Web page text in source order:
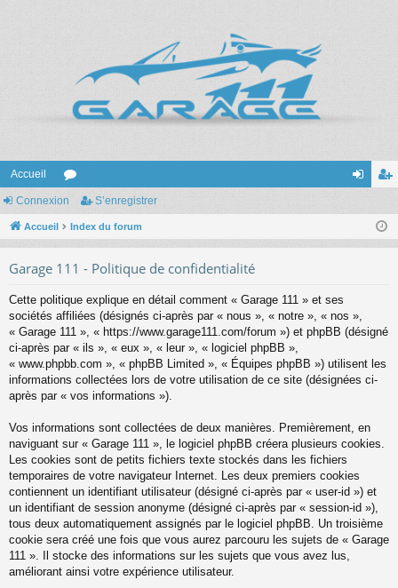
Accueil
or
u nr
r
Connexion S’enregistrer
Accueil Index du forum
Garage 111 - Politique de confidentialité
Cette politique explique en détail comment « Garage 111 » et ses
sociétés affiliées (désignés ci-après par « nous », « notre », « nos »,
« Garage 111 », « https://www.garage111.com/forum ») et phpBB (désigné
ci-après par « ils », « eux », « leur », « logiciel phpBB »,
« www.phpbb.com », « phpBB Limited », « Équipes phpBB ») utilisent les
informations collectées lors de votre utilisation de ce site (désignées ci-
après par « vos informations »).
Vos informations sont collectées de deux manières. Premièrement, en
naviguant sur « Garage 111 », le logiciel phpBB créera plusieurs cookies.
Les cookies sont de petits fichiers texte stockés dans les fichiers
temporaires de votre navigateur Internet. Les deux premiers cookies
contiennent un identifiant utilisateur (désigné ci-après par « user-id ») et
un identifiant de session anonyme (désigné ci-après par « session-id »),
tous deux automatiquement assignés par le logiciel phpBB. Un troisième
cookie sera créé une fois que vous aurez parcouru les sujets de « Garage
111 ». Il stocke des informations sur les sujets que vous avez lus,
améliorant ainsi votre expérience utilisateur.